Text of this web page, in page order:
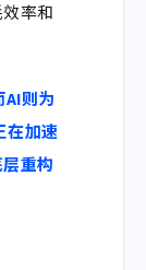
率和
则为
在加速
重构